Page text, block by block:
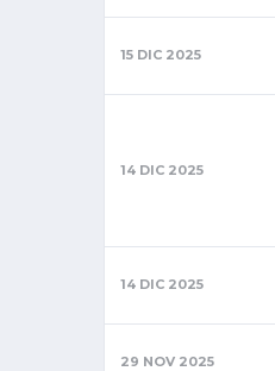
15 DIC 2025
14 DIC 2025
14 DIC 2025
29 NOV 2025